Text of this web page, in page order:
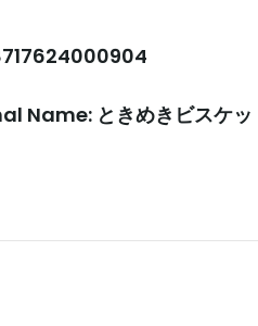
Name: ときめきビスケッ